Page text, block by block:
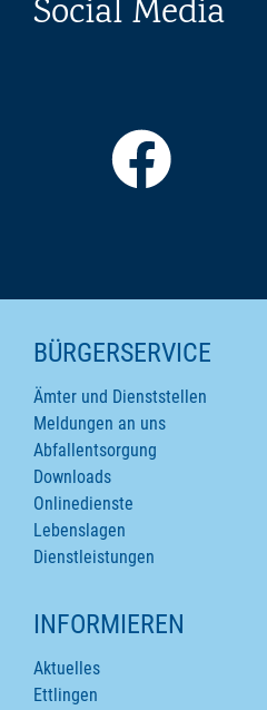
Social Media
SEITENINHALTE
BÜRGERSERVICE
Ämter und Dienststellen
Meldungen an uns
Abfallentsorgung
Downloads
Onlinedienste
Lebenslagen
Dienstleistungen
INFORMIEREN
Aktuelles
Ettlingen